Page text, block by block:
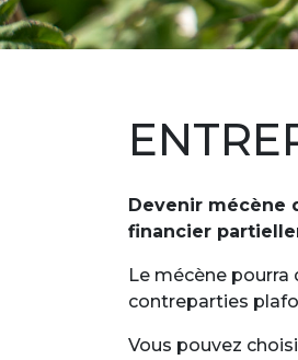
Devenir mécène
financier
Le mécène
contreparties
Vous pouvez